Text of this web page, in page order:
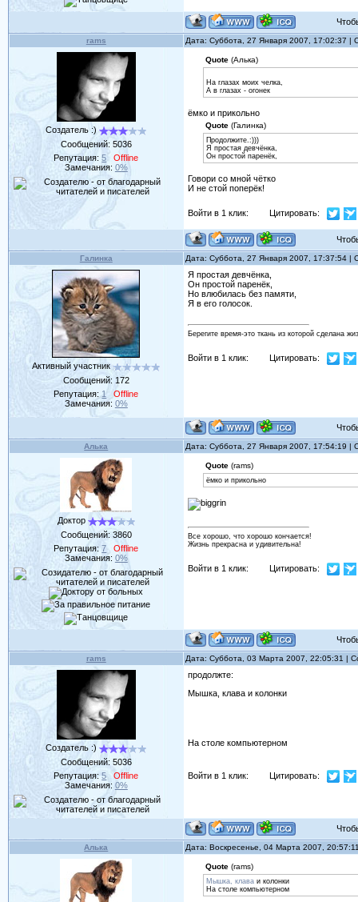
rams Дата: Суббота, 27 Января 2007, 17:02:37 |
Создатель :)
Сообщений: 5036
Репутация:5
Offline
Замечания: 0%
Quote(Алька)
На глазах моих челка,
А в глазах - огонек
ёмко и прикольно
Quote(Галинка)
Продолжите.:)))
Я простая девчёнка,
Он простой паренёк,
Говори со мной чётко
И не стой поперёк!
Войти в 1 клик: Цитировать:
Галинка Дата: Суббота, 27 Января 2007, 17:37:54 |
Активный участник
Сообщений: 172
Репутация: 1
Offline
Замечания: 0%
Я простая девчёнка,
Он простой паренёк,
Но влюбилась без памяти,
Я в его голосок.
Берегите время-это ткань из которой сделана
Войти в 1 клик: Цитировать:
Алька Дата: Суббота, 27 Января 2007, 17:54:19 |
Доктор
Сообщений: 3860
Репутация:7
Offline
Замечания: 0%
Quote(rams)
ёмко и прикольно
Все хорошо, что хорошо кончается!
Жизнь прекрасна и удивительна!
Войти в 1 клик: Цитировать:
rams Дата: Суббота, 03 Марта 2007, 22:05:31 |
Создатель :)
Сообщений: 5036
Репутация:5
Offline
Замечания: 0%
продолжте:
Мышка, клава и колонки
На столе компьютерном
Войти в 1 клик: Цитировать:
Алька Дата: Воскресенье, 04 Марта 2007,
Quote(rams)
Мышка, клаваи колонки
На столе компьютерном